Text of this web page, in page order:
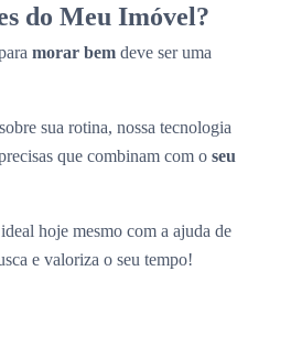
do Meu Imóvel?
morar bem deve ser uma
sua rotina, nossa tecnologia
que combinam com o seu
ideal hoje mesmo com a ajuda de
e valoriza o seu tempo!